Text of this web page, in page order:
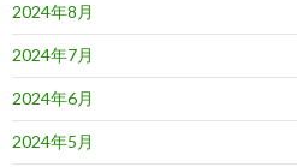
2024年8月
2024年7月
2024年6月
2024年5月